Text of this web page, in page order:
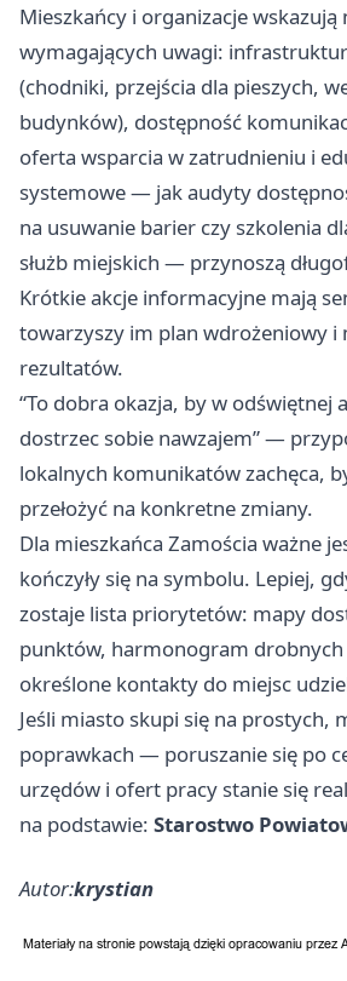
Mieszkańcy i organizacje
wymagających uwagi:
(chodniki, przejścia dla pieszych,
budynków), dostępność
oferta wsparcia w zatrudnieniu i
systemowe — jak audyty
na usuwanie barier czy szkolenia
służb miejskich — przynoszą
Krótkie akcje informacyjne mają
towarzyszy im plan wdrożeniowy
rezultatów.
“To dobra okazja, by w odświętnej
dostrzec sobie nawzajem” —
lokalnych komunikatów zachęca,
przełożyć na konkretne zmiany.
Dla mieszkańca Zamościa ważne
kończyły się na symbolu. Lepiej,
zostaje lista priorytetów: mapy
punktów, harmonogram drobnych
określone kontakty do miejsc
Jeśli miasto skupi się na prostych,
poprawkach — poruszanie się po
urzędów i ofert pracy stanie się
na podstawie: Starostwo
Autor:krystian